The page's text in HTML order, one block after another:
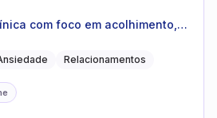
com foco em acolhimento,
Relacionamentos